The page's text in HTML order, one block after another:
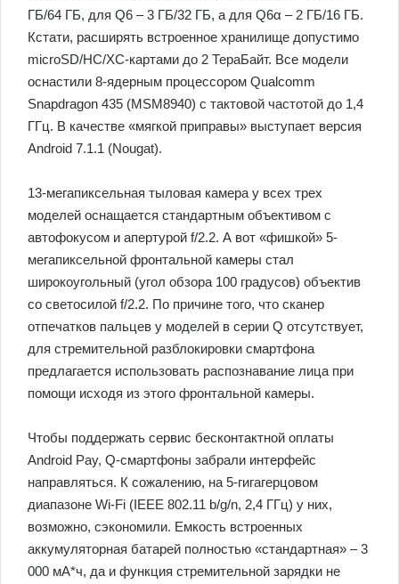
ГБ/64 ГБ, для Q6 – 3 ГБ/32 ГБ, а для Q6α – 2 ГБ/16 ГБ.
Кстати, расширять встроенное хранилище допустимо
microSD/HC/XC-картами до 2 ТераБайт. Все модели
оснастили 8-ядерным процессором Qualcomm
Snapdragon 435 (MSM8940) с тактовой частотой до 1,4
ГГц. В качестве «мягкой приправы» выступает версия
Android 7.1.1 (Nougat).
13-мегапиксельная тыловая камера у всех трех
моделей оснащается стандартным объективом с
автофокусом и апертурой f/2.2. А вот «фишкой» 5-
мегапиксельной фронтальной камеры стал
широкоугольный (угол обзора 100 градусов) объектив
со светосилой f/2.2. По причине того, что сканер
отпечатков пальцев у моделей в серии Q отсутствует,
для стремительной разблокировки смартфона
предлагается использовать распознавание лица при
помощи исходя из этого фронтальной камеры.
Чтобы поддержать сервис бесконтактной оплаты
Android Pay, Q-смартфоны забрали интерфейс
направляться. К сожалению, на 5-гигагерцовом
диапазоне Wi-Fi (IEEE 802.11 b/g/n, 2,4 ГГц) у них,
возможно, сэкономили. Емкость встроенных
аккумуляторная батарей полностью «стандартная» – 3
000 мА*ч, да и функция стремительной зарядки не